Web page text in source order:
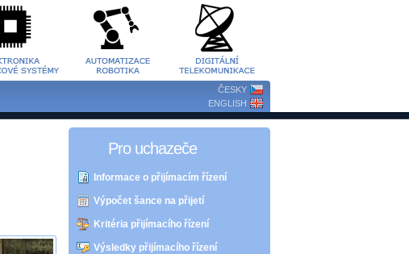
ČESKY
ENGLISH
Pro uchazeče
Informace o přijímacím řízení
Výpočet šance na přijetí
Kritéria přijímacího řízení
Výsledky přijímacího řízení